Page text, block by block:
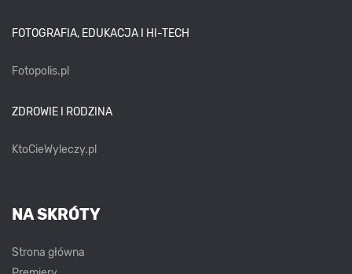
FOTOGRAFIA, EDUKACJA I HI-TECH
Fotopolis.pl
ZDROWIE I RODZINA
KtoCieWyleczy.pl
NA SKRÓTY
Strona główna